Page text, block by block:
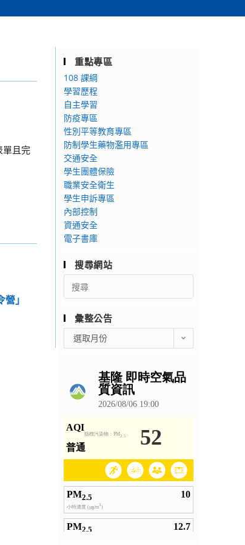
單且完
」
重點專區
108 課綱
學習歷程
自主學習
防疫專區
性別平等教育專區
防制學生藥物濫用專區
交通安全
學生團體保險
職業安全衛生
學生申訴專區
內部控制
資通安全
電子書庫
搜尋網站
Search
for:
彙整公告
整
選取月份